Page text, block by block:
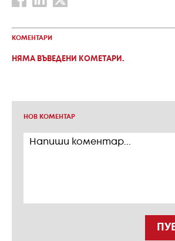
КОМЕНТАРИ
НЯМА ВЪВЕДЕНИ КОМЕТАРИ.
НОВ КОМЕНТАР